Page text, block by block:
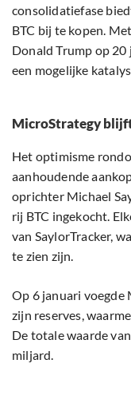
consolidatiefase
BTC bij te kopen.
Donald Trump op
een mogelijke
MicroStrategy
Het optimisme
aanhoudende
oprichter Michael
rij BTC ingekocht.
van SaylorTracker,
te zien zijn.
Op 6 januari voegde
zijn reserves,
De totale waarde
miljard.